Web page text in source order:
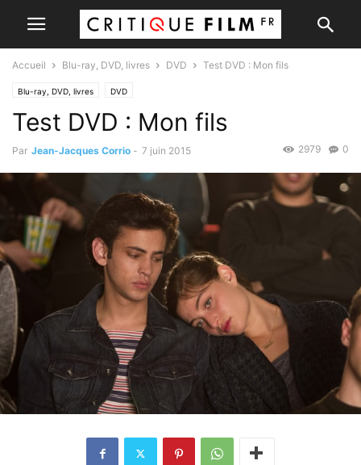
Accueil Blu-ray, DVD, livres DVD Test DVD : Mon fils
Blu-ray, DVD, livres DVD
Test DVD : Mon fils
Par Jean-Jacques Corrio - 7 juin 2015 0
2979